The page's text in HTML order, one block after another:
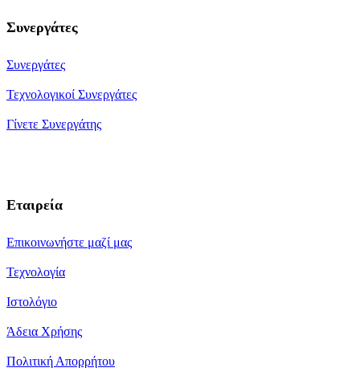
Συνεργάτες
Συνεργάτες
Τεχνολογικοί Συνεργάτες
Γίνετε Συνεργάτης
Εταιρεία
Επικοινωνήστε μαζί μας
Τεχνολογία
Ιστολόγιο
Άδεια Χρήσης
Πολιτική Απορρήτου